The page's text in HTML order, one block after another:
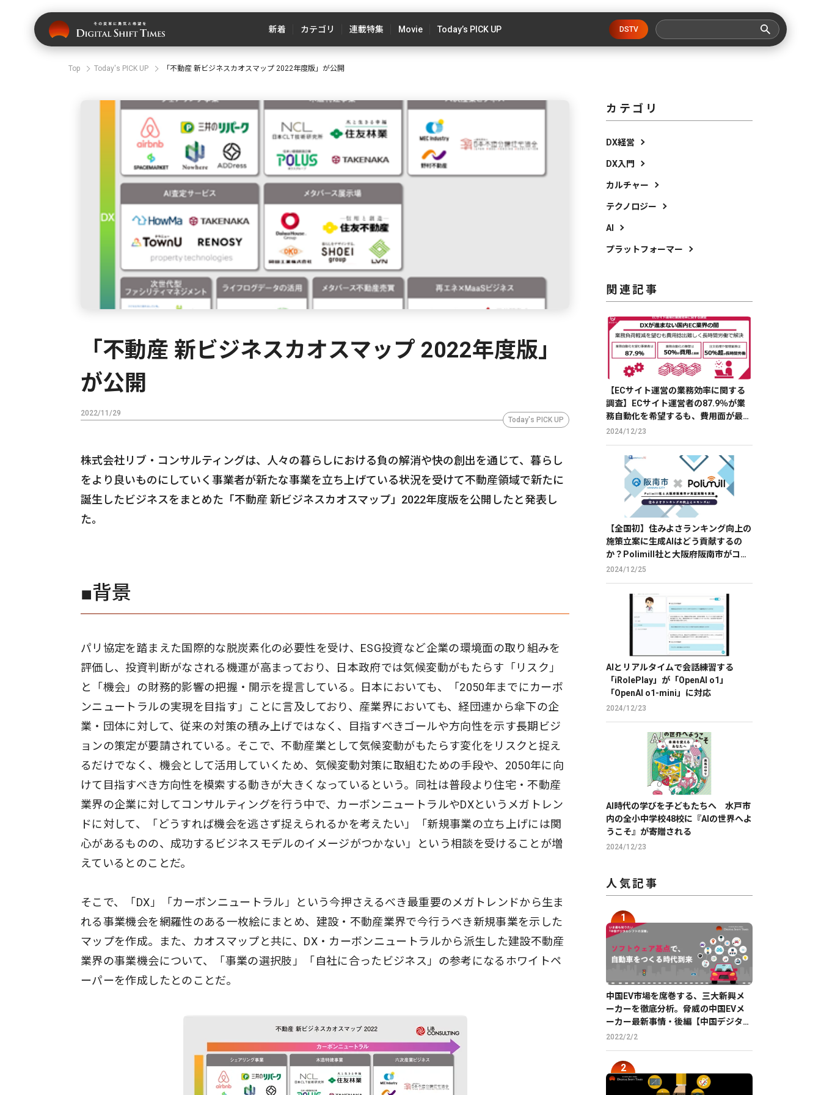
新着 カテゴリ 連載特集 Movie Today’s PICK UP DSTV
Top Today's PICK UP 「不動産 新ビジネスカオスマップ 2022年度版」が公開
「不動産 新ビジネスカオスマップ 2022年度版」
が公開
2022/11/29
Today's PICK UP
株式会社リブ・コンサルティングは、人々の暮らしにおける負の解消や快の創出を通じて、暮らし
をより良いものにしていく事業者が新たな事業を立ち上げている状況を受けて不動産領域で新たに
誕生したビジネスをまとめた「不動産 新ビジネスカオスマップ」2022年度版を公開したと発表し
た。
■背景
パリ協定を踏まえた国際的な脱炭素化の必要性を受け、ESG投資など企業の環境面の取り組みを
評価し、投資判断がなされる機運が高まっており、日本政府では気候変動がもたらす「リスク」
と「機会」の財務的影響の把握・開示を提言している。日本においても、「2050年までにカーボ
ンニュートラルの実現を目指す」ことに言及しており、産業界においても、経団連から傘下の企
業・団体に対して、従来の対策の積み上げではなく、目指すべきゴールや方向性を示す長期ビジ
ョンの策定が要請されている。そこで、不動産業として気候変動がもたらす変化をリスクと捉え
るだけでなく、機会として活用していくため、気候変動対策に取組むための手段や、2050年に向
けて目指すべき方向性を模索する動きが大きくなっているという。同社は普段より住宅・不動産
業界の企業に対してコンサルティングを行う中で、カーボンニュートラルやDXというメガトレン
ドに対して、「どうすれば機会を逃さず捉えられるかを考えたい」「新規事業の立ち上げには関
心があるものの、成功するビジネスモデルのイメージがつかない」という相談を受けることが増
えているとのことだ。
そこで、「DX」「カーボンニュートラル」という今押さえるべき最重要のメガトレンドから生ま
れる事業機会を網羅性のある一枚絵にまとめ、建設・不動産業界で今行うべき新規事業を示した
マップを作成。また、カオスマップと共に、DX・カーボンニュートラルから派生した建設不動産
業界の事業機会について、「事業の選択肢」「自社に合ったビジネス」の参考になるホワイトペ
ーパーを作成したとのことだ。
カテゴリ
DX経営
DX入門
カルチャー
テクノロジー
AI
プラットフォーマー
関連記事
【ECサイト運営の業務効率に関する
調査】ECサイト運営者の87.9％が業
務自動化を希望するも、費用面が最大
の障壁
2024/12/23
【全国初】住みよさランキング向上の
施策立案に生成AIはどう貢献するの
か？Polimill社と大阪府阪南市がコモ
ンズAIを用いて実証実験を実施
2024/12/25
AIとリアルタイムで会話練習する
「iRolePlay」が「OpenAI o1」
「OpenAI o1-mini」に対応
2024/12/23
AI時代の学びを子どもたちへ 水戸市
内の全小中学校48校に『AIの世界へよ
うこそ』が寄贈される
2024/12/23
人気記事
中国EV市場を席巻する、三大新興メ
ーカーを徹底分析。脅威の中国EVメ
ーカー最新事情・後編【中国デジタル
企業最前線】
2022/2/2